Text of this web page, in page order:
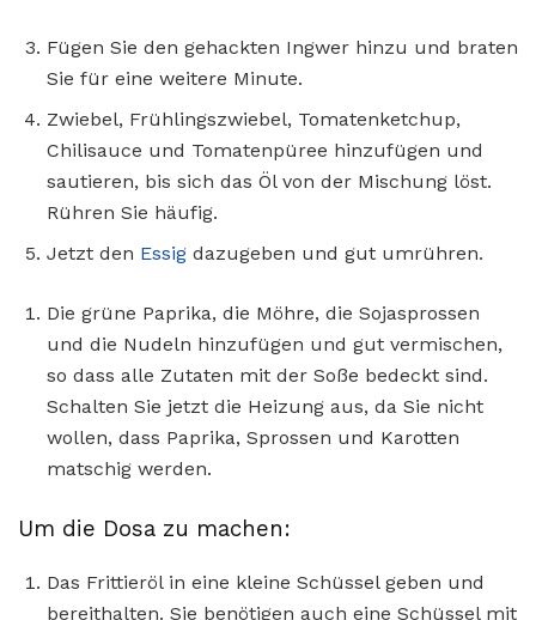
Fügen Sie den gehackten Ingwer hinzu und braten
Sie für eine weitere Minute.
Zwiebel, Frühlingszwiebel, Tomatenketchup,
Chilisauce und Tomatenpüree hinzufügen und
sautieren, bis sich das Öl von der Mischung löst.
Rühren Sie häufig.
Jetzt den Essig dazugeben und gut umrühren.
Die grüne Paprika, die Möhre, die Sojasprossen
und die Nudeln hinzufügen und gut vermischen,
so dass alle Zutaten mit der Soße bedeckt sind.
Schalten Sie jetzt die Heizung aus, da Sie nicht
wollen, dass Paprika, Sprossen und Karotten
matschig werden.
Um die Dosa zu machen:
Das Frittieröl in eine kleine Schüssel geben und
bereithalten. Sie benötigen auch eine Schüssel mit